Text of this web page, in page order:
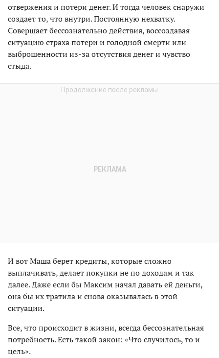
отвержения и потери денег. И тогда человек снаружи
создает то, что внутри. Постоянную нехватку.
Совершает бессознательно действия, воссоздавая
ситуацию страха потери и голодной смерти или
выброшенности из-за отсутствия денег и чувство
стыда.
И вот Маша берет кредиты, которые сложно
выплачивать, делает покупки не по доходам и так
далее. Даже если бы Максим начал давать ей деньги,
она бы их тратила и снова оказывалась в этой
ситуации.
Все, что происходит в жизни, всегда бессознательная
потребность. Есть такой закон: «Что случилось, то и
цель».